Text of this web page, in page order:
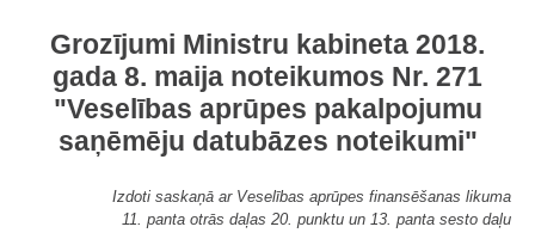
Grozījumi Ministru kabineta 2018.
gada 8. maija noteikumos Nr. 271
"Veselības aprūpes pakalpojumu
saņēmēju datubāzes noteikumi"
Izdoti saskaņā ar Veselības aprūpes finansēšanas likuma
11. panta otrās daļas 20. punktu un 13. panta sesto daļu